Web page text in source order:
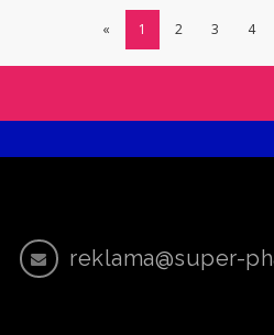
« 1 2 3 4
reklama@super-